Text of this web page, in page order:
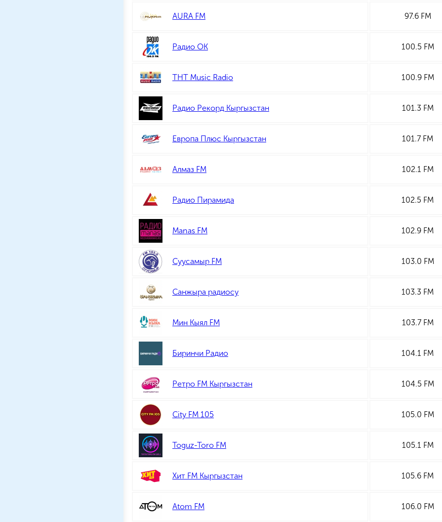
AURA FM 97.6 FM
Радио ОК 100.5 FM
ТНТ Music Radio 100.9 FM
Радио Рекорд Кыргызстан 101.3 FM
Европа Плюс Кыргызстан 101.7 FM
Алмаз FM 102.1 FM
Радио Пирамида 102.5 FM
Manas FM 102.9 FM
Суусамыр FM 103.0 FM
Санжыра радиосу 103.3 FM
Мин Кыял FM 103.7 FM
Биринчи Радио 104.1 FM
Ретро FM Кыргызстан 104.5 FM
City FM 105 105.0 FM
Toguz-Toro FM 105.1 FM
Хит FM Кыргызстан 105.6 FM
Atom FM 106.0 FM